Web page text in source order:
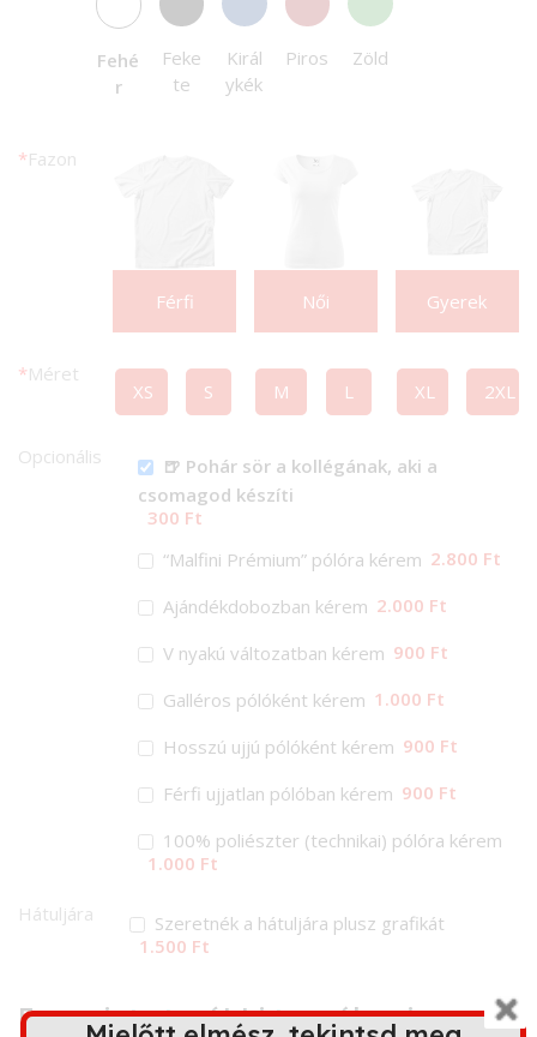
Fehé
r
Feke
te
Királ
ykék
Piros Zöld
*Fazon
Férfi Női Gyerek
*Méret
XS S M L XL 2XL
Opcionális
🍺 Pohár sör a kollégának, aki a
csomagod készíti
300 Ft
“Malfini Prémium” pólóra kérem 2.800 Ft
Ajándékdobozban kérem 2.000 Ft
V nyakú változatban kérem 900 Ft
Galléros pólóként kérem 1.000 Ft
Hosszú ujjú pólóként kérem 900 Ft
Férfi ujjatlan pólóban kérem 900 Ft
100% poliészter (technikai) pólóra kérem
1.000 Ft
Hátuljára
Szeretnék a hátuljára plusz grafikát
1.500 Ft
Ez a minta további terméken is